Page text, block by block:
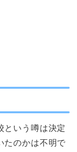
という噂は決定
たのかは不明で